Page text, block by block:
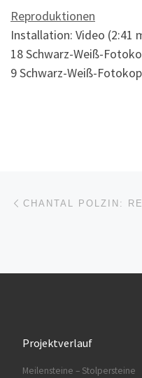
Reproduktionen
Installation: Video (2:41
18 Schwarz-Weiß-
9 Schwarz-Weiß-
CHANTAL POLZIN:
Projektverlauf
Meilensteine – Stolpersteine